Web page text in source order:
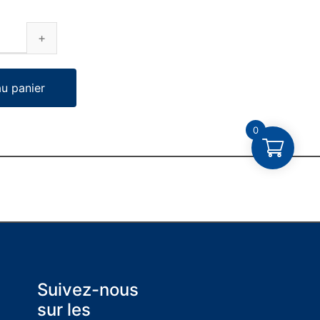
panier
Suivez-nous
sur les
0